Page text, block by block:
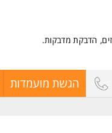
הדבקת מדבקות.
הגשת מועמדות